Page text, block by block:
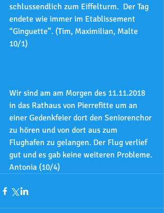
schlussendlich zum Eiffelturm.  Der Tag
endete wie immer im Etablissement
“Ginguette”. (Tim, Maximilian, Malte
10/1)
Wir sind am am Morgen des 11.11.2018
in das Rathaus von Pierrefitte um an
einer Gedenkfeier dort den Seniorenchor
zu hören und von dort aus zum
Flughafen zu gelangen. Der Flug verlief
gut und es gab keine weiteren Probleme.
Antonia (10/4)